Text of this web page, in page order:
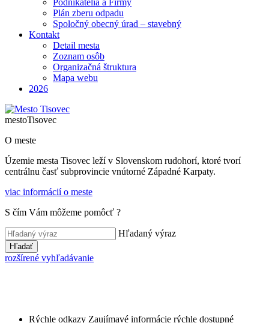
Podnikatelia a Firmy
Plán zberu odpadu
Spoločný obecný úrad – stavebný
Kontakt
Detail mesta
Zoznam osôb
Organizačná štruktura
Mapa webu
2026
mestoTisovec
O meste
Územie mesta Tisovec leží v Slovenskom rudohorí, ktoré tvorí
centrálnu časť subprovincie vnútorné Západné Karpaty.
viac informácií o meste
S čím Vám môžeme pomôcť ?
Hľadaný výraz
Hľadať
rozšírené vyhľadávanie
Rýchle odkazy Zaujímavé informácie rýchle dostupné